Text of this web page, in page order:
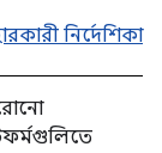
নির্দেশিকা